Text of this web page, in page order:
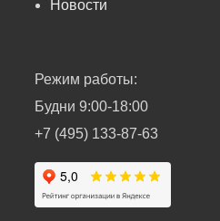
Новости
Режим работы:
Будни 9:00-18:00
+7 (495) 133-87-63